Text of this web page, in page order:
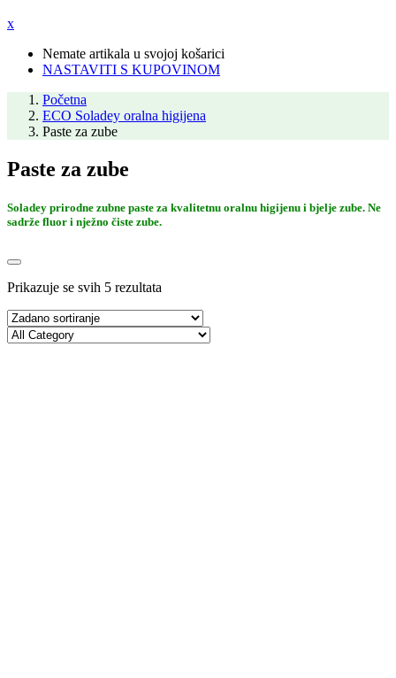
x
Nemate artikala u svojoj košarici
NASTAVITI S KUPOVINOM
Početna
ECO Soladey oralna higijena
Paste za zube
Paste za zube
Soladey prirodne zubne paste za kvalitetnu oralnu higijenu i bjelje zube. Ne
sadrže fluor i nježno čiste zube.
Prikazuje se svih 5 rezultata